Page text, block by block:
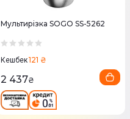
Мультирізка SOGO SS-5262
Кешбек121 ₴
2 437₴